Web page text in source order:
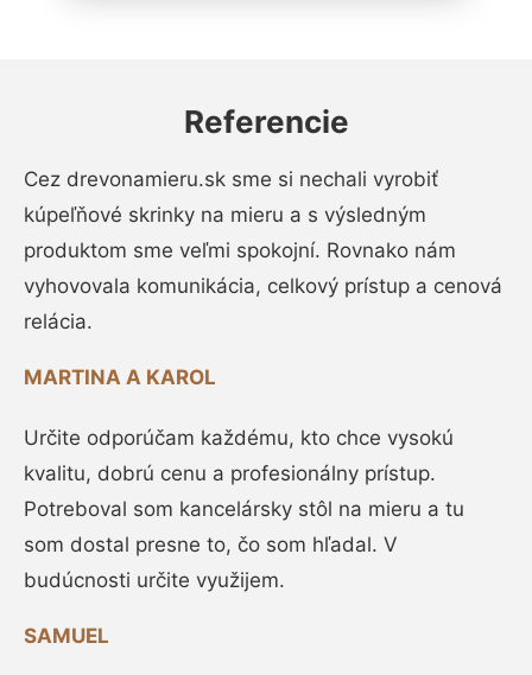
Referencie
Cez drevonamieru.sk sme si nechali vyrobiť
kúpeľňové skrinky na mieru a s výsledným
produktom sme veľmi spokojní. Rovnako nám
vyhovovala komunikácia, celkový prístup a cenová
relácia.
MARTINA A KAROL
Určite odporúčam každému, kto chce vysokú
kvalitu, dobrú cenu a profesionálny prístup.
Potreboval som kancelársky stôl na mieru a tu
som dostal presne to, čo som hľadal. V
budúcnosti určite využijem.
SAMUEL